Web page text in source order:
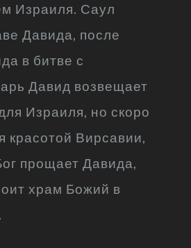
Израиля. Саул
Давида, после
в битве с
Давид возвещает
Израиля, но скоро
красотой Вирсавии,
прощает Давида,
храм Божий в